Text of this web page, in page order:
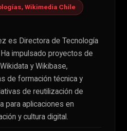
Wikimedia Chile
es Directora de Tecnología
impulsado proyectos de
y Wikibase,
de formación técnica y
de reutilización de
para aplicaciones en
y cultura digital.